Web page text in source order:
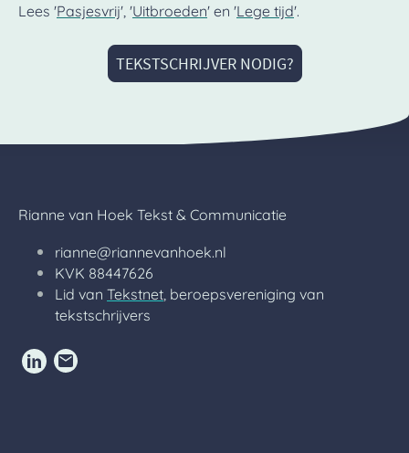
Lees 'Pasjesvrij', 'Uitbroeden' en 'Lege tijd'.
TEKSTSCHRIJVER NODIG?
Rianne van Hoek Tekst & Communicatie
rianne@riannevanhoek.nl
KVK 88447626
Lid van Tekstnet, beroepsvereniging van
tekstschrijvers